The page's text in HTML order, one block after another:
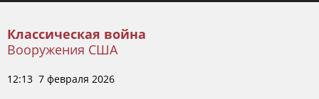
Классическая война
Вооружения США
12:13 7 февраля 2026